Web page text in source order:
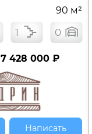
90 м²
1 0
7 428 000 ₽
Написать